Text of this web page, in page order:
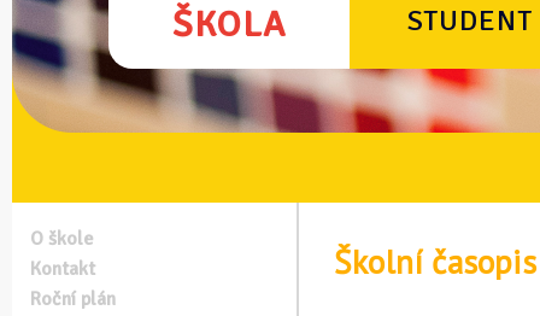
ŠKOLA STUDENT
O škole
Kontakt
Roční plán
Školní časopis